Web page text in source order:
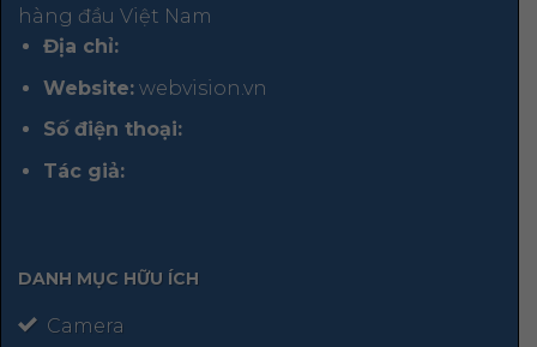
hàng đầu Việt Nam
Địa chỉ:
Website:webvision.vn
Số điện thoại:
Tác giả:
DANH MỤC HỮU ÍCH
Camera